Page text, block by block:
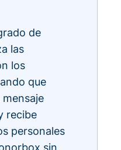
de
las
los
que
recibe
personales
sin